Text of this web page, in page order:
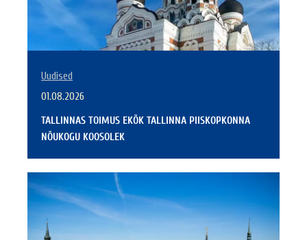
Uudised
01.08.2026
TALLINNAS TOIMUS EKÕK TALLINNA PIISKOPKONNA
NÕUKOGU KOOSOLEK